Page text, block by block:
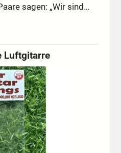
sagen: „Wir sind…
Luftgitarre